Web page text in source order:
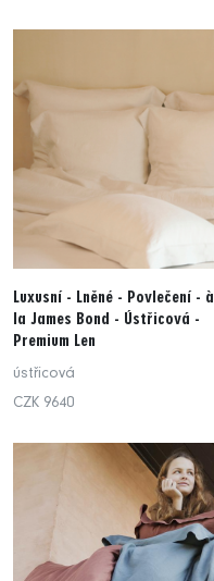
Luxusní - Lněné - Povlečení - à
la James Bond - Ústřicová -
Premium Len
ústřicová
CZK 9640